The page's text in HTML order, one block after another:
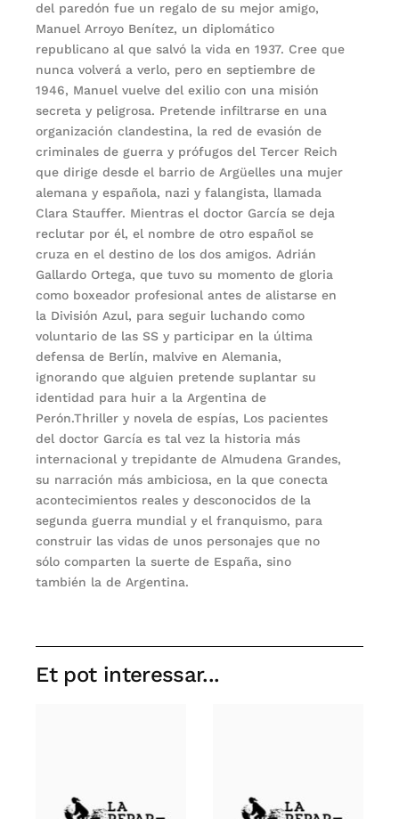
del paredón fue un regalo de su mejor amigo,
Manuel Arroyo Benítez, un diplomático
republicano al que salvó la vida en 1937. Cree que
nunca volverá a verlo, pero en septiembre de
1946, Manuel vuelve del exilio con una misión
secreta y peligrosa. Pretende infiltrarse en una
organización clandestina, la red de evasión de
criminales de guerra y prófugos del Tercer Reich
que dirige desde el barrio de Argüelles una mujer
alemana y española, nazi y falangista, llamada
Clara Stauffer. Mientras el doctor García se deja
reclutar por él, el nombre de otro español se
cruza en el destino de los dos amigos. Adrián
Gallardo Ortega, que tuvo su momento de gloria
como boxeador profesional antes de alistarse en
la División Azul, para seguir luchando como
voluntario de las SS y participar en la última
defensa de Berlín, malvive en Alemania,
ignorando que alguien pretende suplantar su
identidad para huir a la Argentina de
Perón.Thriller y novela de espías, Los pacientes
del doctor García es tal vez la historia más
internacional y trepidante de Almudena Grandes,
su narración más ambiciosa, en la que conecta
acontecimientos reales y desconocidos de la
segunda guerra mundial y el franquismo, para
construir las vidas de unos personajes que no
sólo comparten la suerte de España, sino
también la de Argentina.
Et pot interessar...